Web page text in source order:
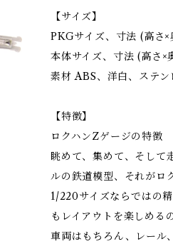
【サイズ】
PKGサイズ、寸法 (高さ
本体サイズ、寸法 (高さ
素材 ABS、洋白、ステン
【特徴】
ロクハンZゲージの特徴
眺めて、集めて、そして
ルの鉄道模型、それがロ
1/220サイズならではの
もレイアウトを楽しめる
車両はもちろん、レール